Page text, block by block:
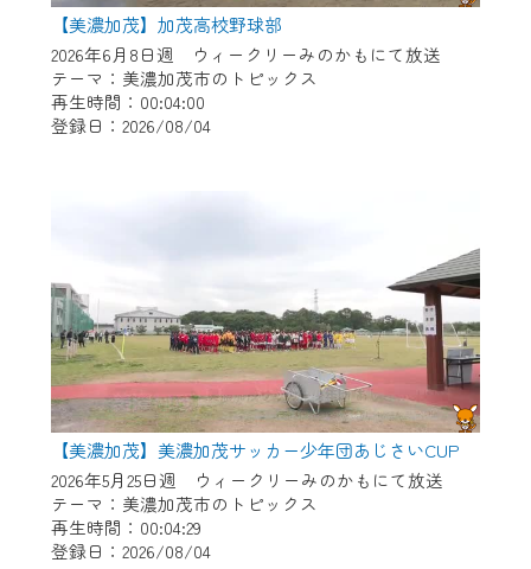
【美濃加茂】加茂高校野球部
2026年6月8日週 ウィークリーみのかもにて放送
テーマ：美濃加茂市のトピックス
再生時間：00:04:00
登録日：2026/08/04
【美濃加茂】美濃加茂サッカー少年団あじさいCUP
2026年5月25日週 ウィークリーみのかもにて放送
テーマ：美濃加茂市のトピックス
再生時間：00:04:29
登録日：2026/08/04